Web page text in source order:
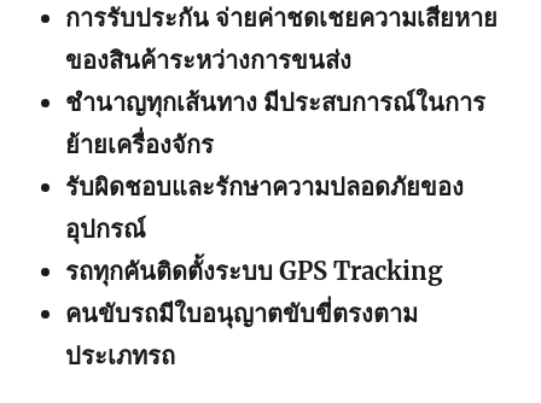
การรับประกัน จ่ายค่าชดเชยความเสียหาย
ของสินค้าระหว่างการขนส่ง
ชำนาญทุกเส้นทาง มีประสบการณ์ในการ
ย้ายเครื่องจักร
รับผิดชอบและรักษาความปลอดภัยของ
อุปกรณ์
รถทุกคันติดตั้งระบบ GPS Tracking
คนขับรถมีใบอนุญาตขับขี่ตรงตาม
ประเภทรถ